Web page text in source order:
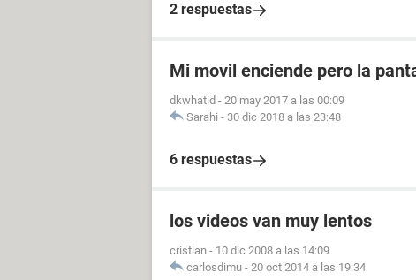
2 respuestas
Mi movil enciende pero la
dkwhatid - 20 may 2017 a las 00:09
Sarahi - 30 dic 2018 a las 23:48
6 respuestas
los videos van muy lentos
cristian - 10 dic 2008 a las 14:09
carlosdimu - 20 oct 2014 a las 19:34